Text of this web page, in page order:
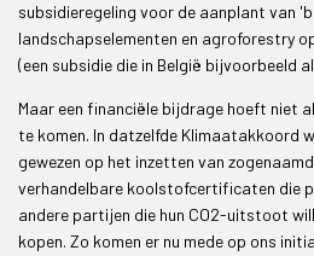
subsidieregeling voor de aanplant van
landschapselementen en agroforestry
(een subsidie die in België bijvoorbeeld
Maar een financiële bijdrage hoeft niet
te komen. In datzelfde Klimaatakkoord
gewezen op het inzetten van
verhandelbare koolstofcertificaten die
andere partijen die hun CO2-uitstoot
kopen. Zo komen er nu mede op ons